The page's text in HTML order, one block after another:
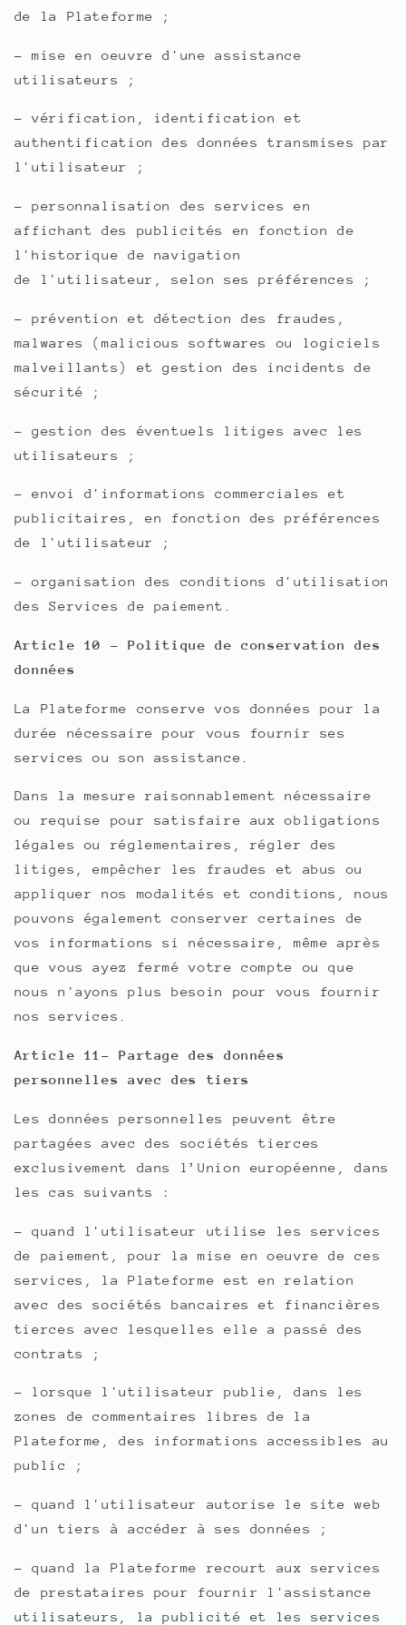
de la Plateforme ;
- mise en oeuvre d'une assistance
utilisateurs ;
- vérification, identification et
authentification des données transmises par
l'utilisateur ;
- personnalisation des services en
affichant des publicités en fonction de
l'historique de navigation
de l'utilisateur, selon ses préférences ;
- prévention et détection des fraudes,
malwares (malicious softwares ou logiciels
malveillants) et gestion des incidents de
sécurité ;
- gestion des éventuels litiges avec les
utilisateurs ;
- envoi d'informations commerciales et
publicitaires, en fonction des préférences
de l'utilisateur ;
- organisation des conditions d'utilisation
des Services de paiement.
Article 10 - Politique de conservation des
données
La Plateforme conserve vos données pour la
durée nécessaire pour vous fournir ses
services ou son assistance.
Dans la mesure raisonnablement nécessaire
ou requise pour satisfaire aux obligations
légales ou réglementaires, régler des
litiges, empêcher les fraudes et abus ou
appliquer nos modalités et conditions, nous
pouvons également conserver certaines de
vos informations si nécessaire, même après
que vous ayez fermé votre compte ou que
nous n'ayons plus besoin pour vous fournir
nos services.
Article 11- Partage des données
personnelles avec des tiers
Les données personnelles peuvent être
partagées avec des sociétés tierces
exclusivement dans l’Union européenne, dans
les cas suivants :
- quand l'utilisateur utilise les services
de paiement, pour la mise en oeuvre de ces
services, la Plateforme est en relation
avec des sociétés bancaires et financières
tierces avec lesquelles elle a passé des
contrats ;
- lorsque l'utilisateur publie, dans les
zones de commentaires libres de la
Plateforme, des informations accessibles au
public ;
- quand l'utilisateur autorise le site web
d'un tiers à accéder à ses données ;
- quand la Plateforme recourt aux services
de prestataires pour fournir l'assistance
utilisateurs, la publicité et les services